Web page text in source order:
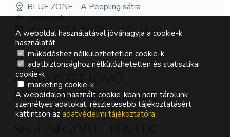
BLUE ZONE - A Peopling sátra
önismeret
péntek, 2024-06-28., 14:30 - 16:00
Gerecs Péter
A vágyott jövő
megteremtése Dr. Joe
Dispenza tanításai
A weboldal használatával jóváhagyja a cookie-k
használatát.
működéshez nélkülözhetetlen cookie-k
adatbiztonsághoz nélkülözhetetlen és statisztikai
cookie-k
marketing cookie-k
A weboldalon használt cookie-kban nem tárolunk
személyes adatokat, részletesebb tájékoztatásért
kattintson az adatvédelmi tájékoztatóra.